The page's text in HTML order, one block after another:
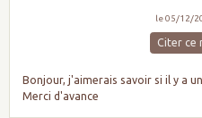
le 05/12/
Citer ce
Bonjour, j'aimerais savoir si il y a
Merci d'avance